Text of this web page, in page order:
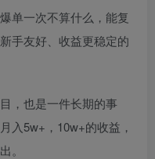
单一次不算什么，能复
手友好、收益更稳定的
，也是一件长期的事
入5w+，10w+的收益，
。